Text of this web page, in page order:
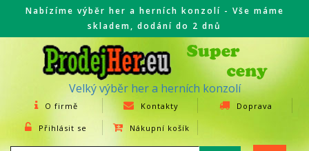
Nabízíme výběr her a herních konzolí - Vše máme
skladem, dodání do 2 dnů
Velký výběr her a herních konzolí
O firmě Kontakty Doprava
Přihlásit se Nákupní košík